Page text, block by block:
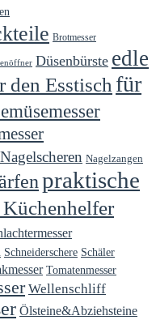
Brotmesser
Düsenbürste edle
den Esstisch für
Nagelscheren Nagelzangen
praktische
Schneiderschere Schäler
Tomatenmesser
Wellenschliff
Ölsteine&Abziehsteine